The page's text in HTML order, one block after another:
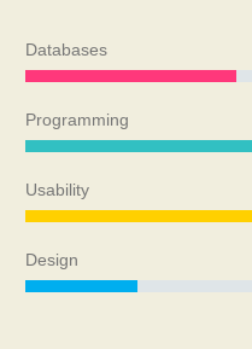
Databases
Programming
Usability
Design